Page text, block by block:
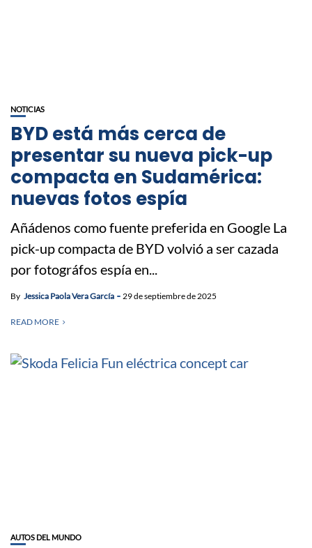
NOTICIAS
BYD está más cerca de
presentar su nueva pick-up
compacta en Sudamérica:
nuevas fotos espía
Añádenos como fuente preferida en Google La
pick-up compacta de BYD volvió a ser cazada
por fotográfos espía en...
By Jessica Paola Vera García 29 de septiembre de 2025
READ MORE
AUTOS DEL MUNDO